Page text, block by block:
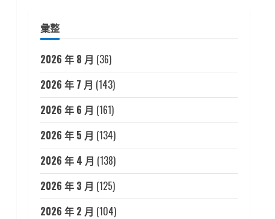
彙整
2026 年 8 月 (36)
2026 年 7 月 (143)
2026 年 6 月 (161)
2026 年 5 月 (134)
2026 年 4 月 (138)
2026 年 3 月 (125)
2026 年 2 月 (104)